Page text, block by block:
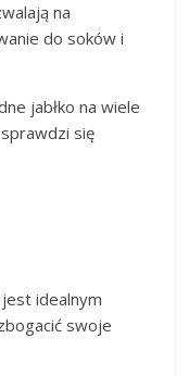
na
do soków i
jabłko na wiele
się
idealnym
swoje